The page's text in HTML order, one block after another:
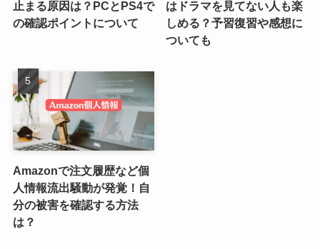
止まる原因は？PCとPS4で
の確認ポイントについて
はドラマを見てない人も楽
しめる？予習復習や感想に
ついても
Amazonで注文履歴など個
人情報流出騒動が発覚！自
分の被害を確認する方法
は？